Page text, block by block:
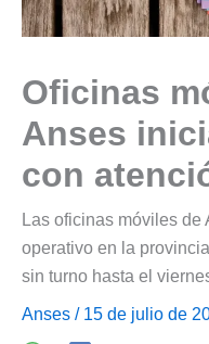
Oficinas
Anses
con
Las oficinas móviles
operativo en la
sin turno hasta el
Anses / 15 de julio de